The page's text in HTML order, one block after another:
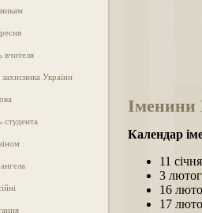
вчителя
України
студента
Іменини
Календар
11 січня
3
16
17